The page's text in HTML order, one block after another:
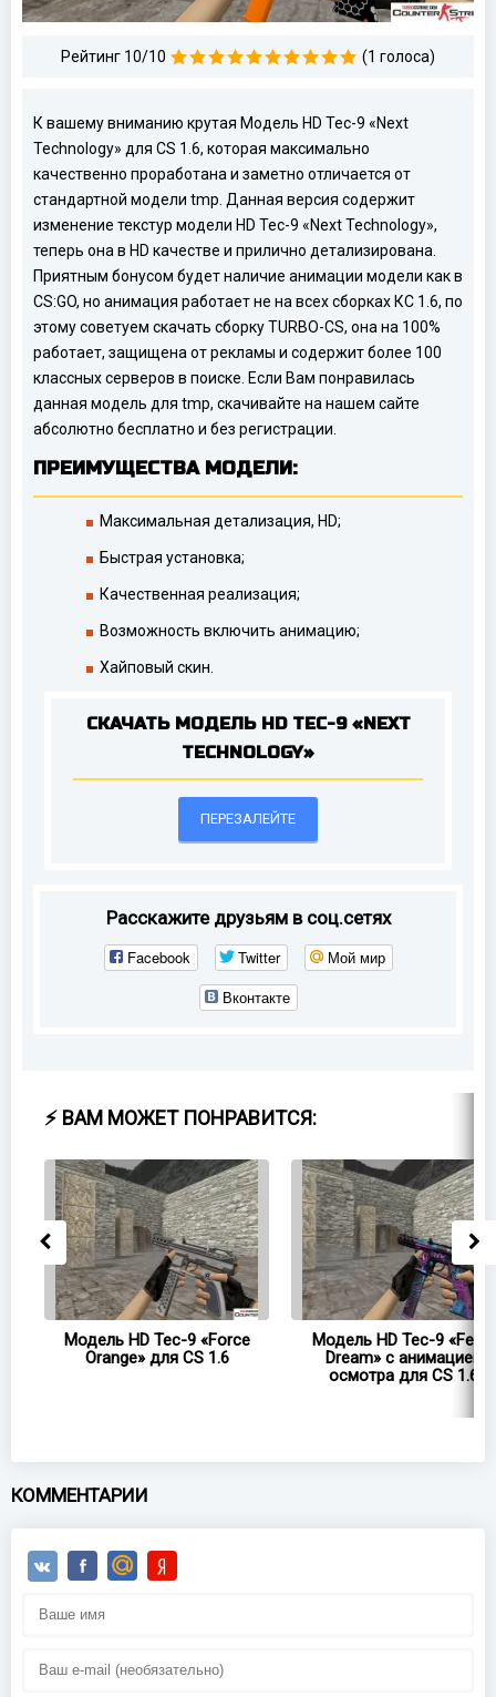
Рейтинг 10/10 (1 голоса)
К вашему вниманию крутая Модель HD Tec-9 «Next
Technology» для CS 1.6, которая максимально
качественно проработана и заметно отличается от
стандартной модели tmp. Данная версия содержит
изменение текстур модели HD Tec-9 «Next Technology»,
теперь она в HD качестве и прилично детализирована.
Приятным бонусом будет наличие анимации модели как в
CS:GO, но анимация работает не на всех сборках КС 1.6, по
этому советуем скачать сборку TURBO-CS, она на 100%
работает, защищена от рекламы и содержит более 100
классных серверов в поиске. Если Вам понравилась
данная модель для tmp, скачивайте на нашем сайте
абсолютно бесплатно и без регистрации.
ПРЕИМУЩЕСТВА МОДЕЛИ:
Максимальная детализация, HD;
Быстрая установка;
Качественная реализация;
Возможность включить анимацию;
Хайповый скин.
СКАЧАТЬ МОДЕЛЬ HD TEC-9 «NEXT
TECHNOLOGY»
ПЕРЕЗАЛЕЙТЕ
Расскажите друзьям в соц.сетях
Facebook Twitter
Мой мир
Вконтакте
⚡ ВАМ МОЖЕТ ПОНРАВИТСЯ:
Модель HD Tec-9 «Force
Orange» для CS 1.6
Модель HD Tec-9 «Fever
Dream» с анимацией
осмотра для CS 1.6
КОММЕНТАРИИ